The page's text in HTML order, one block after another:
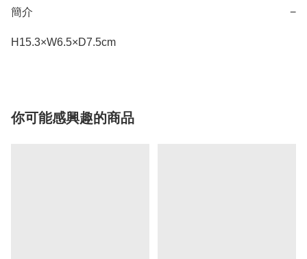
簡介 −
H15.3×W6.5×D7.5cm
你可能感興趣的商品